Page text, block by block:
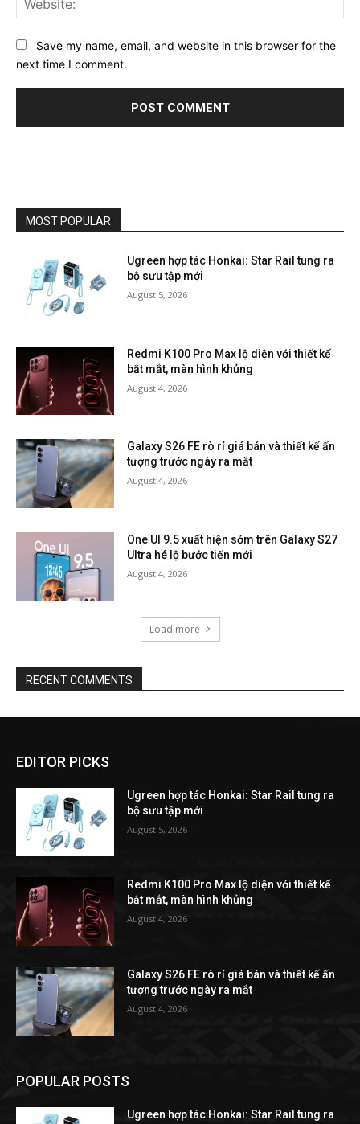
Save my name, email, and website in this browser for the
next time I comment.
MOST POPULAR
Ugreen hợp tác Honkai: Star Rail tung ra
bộ sưu tập mới
August 5, 2026
Redmi K100 Pro Max lộ diện với thiết kế
bắt mắt, màn hình khủng
August 4, 2026
Galaxy S26 FE rò rỉ giá bán và thiết kế ấn
tượng trước ngày ra mắt
August 4, 2026
One UI 9.5 xuất hiện sớm trên Galaxy S27
Ultra hé lộ bước tiến mới
August 4, 2026
Load more
RECENT COMMENTS
EDITOR PICKS
Ugreen hợp tác Honkai: Star Rail tung ra
bộ sưu tập mới
August 5, 2026
Redmi K100 Pro Max lộ diện với thiết kế
bắt mắt, màn hình khủng
August 4, 2026
Galaxy S26 FE rò rỉ giá bán và thiết kế ấn
tượng trước ngày ra mắt
August 4, 2026
POPULAR POSTS
Ugreen hợp tác Honkai: Star Rail tung ra